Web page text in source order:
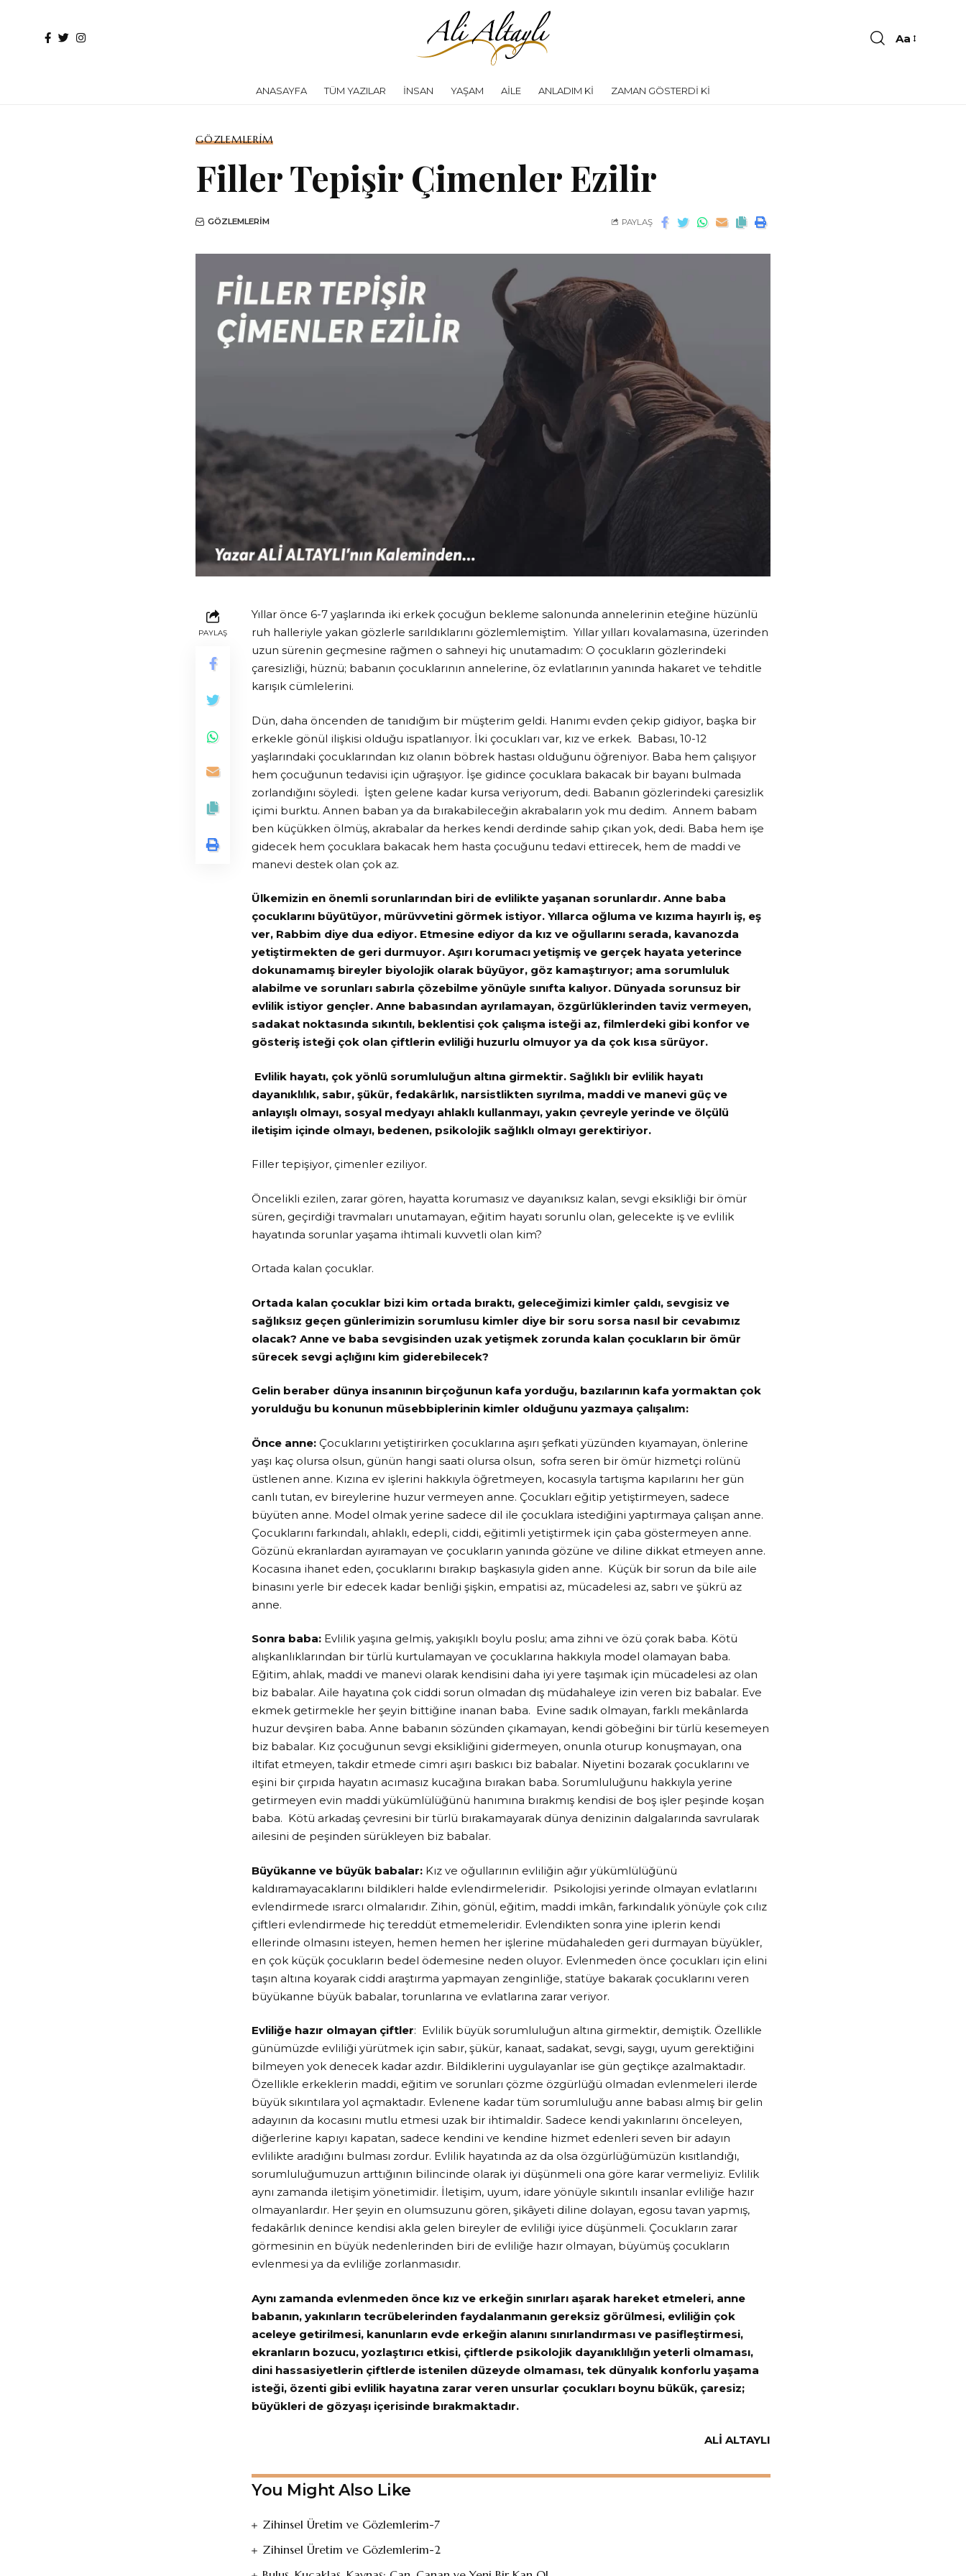
Aa
ANASAYFA TÜM YAZILAR İNSAN YAŞAM AILE ANLADIM KI ZAMAN GÖSTERDI KI
GÖZLEMLERIM
Filler Tepişir Çimenler Ezilir
GÖZLEMLERIM PAYLAŞ
PAYLAŞ
Yıllar önce 6-7 yaşlarında iki erkek çocuğun bekleme salonunda annelerinin eteğine hüzünlü
ruh halleriyle yakan gözlerle sarıldıklarını gözlemlemiştim. Yıllar yılları kovalamasına, üzerinden
uzun sürenin geçmesine rağmen o sahneyi hiç unutamadım: O çocukların gözlerindeki
çaresizliği, hüznü; babanın çocuklarının annelerine, öz evlatlarının yanında hakaret ve tehditle
karışık cümlelerini.
Dün, daha öncenden de tanıdığım bir müşterim geldi. Hanımı evden çekip gidiyor, başka bir
erkekle gönül ilişkisi olduğu ispatlanıyor. İki çocukları var, kız ve erkek. Babası, 10-12
yaşlarındaki çocuklarından kız olanın böbrek hastası olduğunu öğreniyor. Baba hem çalışıyor
hem çocuğunun tedavisi için uğraşıyor. İşe gidince çocuklara bakacak bir bayanı bulmada
zorlandığını söyledi. İşten gelene kadar kursa veriyorum, dedi. Babanın gözlerindeki çaresizlik
içimi burktu. Annen baban ya da bırakabileceğin akrabaların yok mu dedim. Annem babam
ben küçükken ölmüş, akrabalar da herkes kendi derdinde sahip çıkan yok, dedi. Baba hem işe
gidecek hem çocuklara bakacak hem hasta çocuğunu tedavi ettirecek, hem de maddi ve
manevi destek olan çok az.
Ülkemizin en önemli sorunlarından biri de evlilikte yaşanan sorunlardır. Anne baba
çocuklarını büyütüyor, mürüvvetini görmek istiyor. Yıllarca oğluma ve kızıma hayırlı iş, eş
ver, Rabbim diye dua ediyor. Etmesine ediyor da kız ve oğullarını serada, kavanozda
yetiştirmekten de geri durmuyor. Aşırı korumacı yetişmiş ve gerçek hayata yeterince
dokunamamış bireyler biyolojik olarak büyüyor, göz kamaştırıyor; ama sorumluluk
alabilme ve sorunları sabırla çözebilme yönüyle sınıfta kalıyor. Dünyada sorunsuz bir
evlilik istiyor gençler. Anne babasından ayrılamayan, özgürlüklerinden taviz vermeyen,
sadakat noktasında sıkıntılı, beklentisi çok çalışma isteği az, filmlerdeki gibi konfor ve
gösteriş isteği çok olan çiftlerin evliliği huzurlu olmuyor ya da çok kısa sürüyor.
Evlilik hayatı, çok yönlü sorumluluğun altına girmektir. Sağlıklı bir evlilik hayatı
dayanıklılık, sabır, şükür, fedakârlık, narsistlikten sıyrılma, maddi ve manevi güç ve
anlayışlı olmayı, sosyal medyayı ahlaklı kullanmayı, yakın çevreyle yerinde ve ölçülü
iletişim içinde olmayı, bedenen, psikolojik sağlıklı olmayı gerektiriyor.
Filler tepişiyor, çimenler eziliyor.
Öncelikli ezilen, zarar gören, hayatta korumasız ve dayanıksız kalan, sevgi eksikliği bir ömür
süren, geçirdiği travmaları unutamayan, eğitim hayatı sorunlu olan, gelecekte iş ve evlilik
hayatında sorunlar yaşama ihtimali kuvvetli olan kim?
Ortada kalan çocuklar.
Ortada kalan çocuklar bizi kim ortada bıraktı, geleceğimizi kimler çaldı, sevgisiz ve
sağlıksız geçen günlerimizin sorumlusu kimler diye bir soru sorsa nasıl bir cevabımız
olacak? Anne ve baba sevgisinden uzak yetişmek zorunda kalan çocukların bir ömür
sürecek sevgi açlığını kim giderebilecek?
Gelin beraber dünya insanının birçoğunun kafa yorduğu, bazılarının kafa yormaktan çok
yorulduğu bu konunun müsebbiplerinin kimler olduğunu yazmaya çalışalım:
Önce anne: Çocuklarını yetiştirirken çocuklarına aşırı şefkati yüzünden kıyamayan, önlerine
yaşı kaç olursa olsun, günün hangi saati olursa olsun, sofra seren bir ömür hizmetçi rolünü
üstlenen anne. Kızına ev işlerini hakkıyla öğretmeyen, kocasıyla tartışma kapılarını her gün
canlı tutan, ev bireylerine huzur vermeyen anne. Çocukları eğitip yetiştirmeyen, sadece
büyüten anne. Model olmak yerine sadece dil ile çocuklara istediğini yaptırmaya çalışan anne.
Çocuklarını farkındalı, ahlaklı, edepli, ciddi, eğitimli yetiştirmek için çaba göstermeyen anne.
Gözünü ekranlardan ayıramayan ve çocukların yanında gözüne ve diline dikkat etmeyen anne.
Kocasına ihanet eden, çocuklarını bırakıp başkasıyla giden anne. Küçük bir sorun da bile aile
binasını yerle bir edecek kadar benliği şişkin, empatisi az, mücadelesi az, sabrı ve şükrü az
anne.
Sonra baba: Evlilik yaşına gelmiş, yakışıklı boylu poslu; ama zihni ve özü çorak baba. Kötü
alışkanlıklarından bir türlü kurtulamayan ve çocuklarına hakkıyla model olamayan baba.
Eğitim, ahlak, maddi ve manevi olarak kendisini daha iyi yere taşımak için mücadelesi az olan
biz babalar. Aile hayatına çok ciddi sorun olmadan dış müdahaleye izin veren biz babalar. Eve
ekmek getirmekle her şeyin bittiğine inanan baba. Evine sadık olmayan, farklı mekânlarda
huzur devşiren baba. Anne babanın sözünden çıkamayan, kendi göbeğini bir türlü kesemeyen
biz babalar. Kız çocuğunun sevgi eksikliğini gidermeyen, onunla oturup konuşmayan, ona
iltifat etmeyen, takdir etmede cimri aşırı baskıcı biz babalar. Niyetini bozarak çocuklarını ve
eşini bir çırpıda hayatın acımasız kucağına bırakan baba. Sorumluluğunu hakkıyla yerine
getirmeyen evin maddi yükümlülüğünü hanımına bırakmış kendisi de boş işler peşinde koşan
baba. Kötü arkadaş çevresini bir türlü bırakamayarak dünya denizinin dalgalarında savrularak
ailesini de peşinden sürükleyen biz babalar.
Büyükanne ve büyük babalar: Kız ve oğullarının evliliğin ağır yükümlülüğünü
kaldıramayacaklarını bildikleri halde evlendirmeleridir. Psikolojisi yerinde olmayan evlatlarını
evlendirmede ısrarcı olmalarıdır. Zihin, gönül, eğitim, maddi imkân, farkındalık yönüyle çok cılız
çiftleri evlendirmede hiç tereddüt etmemeleridir. Evlendikten sonra yine iplerin kendi
ellerinde olmasını isteyen, hemen hemen her işlerine müdahaleden geri durmayan büyükler,
en çok küçük çocukların bedel ödemesine neden oluyor. Evlenmeden önce çocukları için elini
taşın altına koyarak ciddi araştırma yapmayan zenginliğe, statüye bakarak çocuklarını veren
büyükanne büyük babalar, torunlarına ve evlatlarına zarar veriyor.
Evliliğe hazır olmayan çiftler: Evlilik büyük sorumluluğun altına girmektir, demiştik. Özellikle
günümüzde evliliği yürütmek için sabır, şükür, kanaat, sadakat, sevgi, saygı, uyum gerektiğini
bilmeyen yok denecek kadar azdır. Bildiklerini uygulayanlar ise gün geçtikçe azalmaktadır.
Özellikle erkeklerin maddi, eğitim ve sorunları çözme özgürlüğü olmadan evlenmeleri ilerde
büyük sıkıntılara yol açmaktadır. Evlenene kadar tüm sorumluluğu anne babası almış bir gelin
adayının da kocasını mutlu etmesi uzak bir ihtimaldir. Sadece kendi yakınlarını önceleyen,
diğerlerine kapıyı kapatan, sadece kendini ve kendine hizmet edenleri seven bir adayın
evlilikte aradığını bulması zordur. Evlilik hayatında az da olsa özgürlüğümüzün kısıtlandığı,
sorumluluğumuzun arttığının bilincinde olarak iyi düşünmeli ona göre karar vermeliyiz. Evlilik
aynı zamanda iletişim yönetimidir. İletişim, uyum, idare yönüyle sıkıntılı insanlar evliliğe hazır
olmayanlardır. Her şeyin en olumsuzunu gören, şikâyeti diline dolayan, egosu tavan yapmış,
fedakârlık denince kendisi akla gelen bireyler de evliliği iyice düşünmeli. Çocukların zarar
görmesinin en büyük nedenlerinden biri de evliliğe hazır olmayan, büyümüş çocukların
evlenmesi ya da evliliğe zorlanmasıdır.
Aynı zamanda evlenmeden önce kız ve erkeğin sınırları aşarak hareket etmeleri, anne
babanın, yakınların tecrübelerinden faydalanmanın gereksiz görülmesi, evliliğin çok
aceleye getirilmesi, kanunların evde erkeğin alanını sınırlandırması ve pasifleştirmesi,
ekranların bozucu, yozlaştırıcı etkisi, çiftlerde psikolojik dayanıklılığın yeterli olmaması,
dini hassasiyetlerin çiftlerde istenilen düzeyde olmaması, tek dünyalık konforlu yaşama
isteği, özenti gibi evlilik hayatına zarar veren unsurlar çocukları boynu bükük, çaresiz;
büyükleri de gözyaşı içerisinde bırakmaktadır.
ALİ ALTAYLI
You Might Also Like
Zihinsel Üretim ve Gözlemlerim-7
Zihinsel Üretim ve Gözlemlerim-2